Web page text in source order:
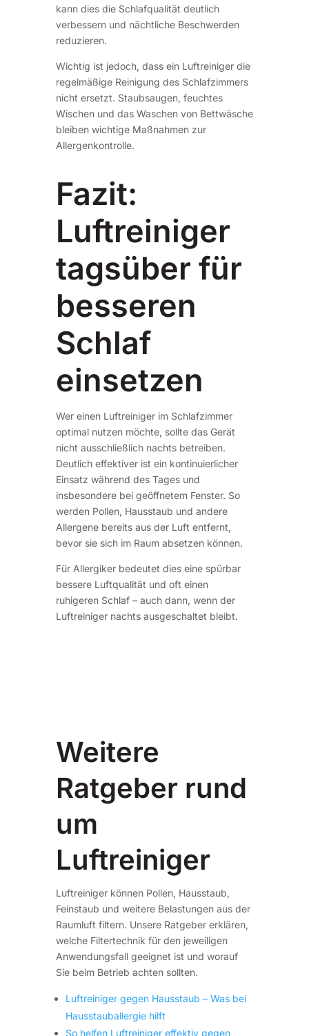
kann dies die Schlafqualität deutlich
verbessern und nächtliche Beschwerden
reduzieren.
Wichtig ist jedoch, dass ein Luftreiniger die
regelmäßige Reinigung des Schlafzimmers
nicht ersetzt. Staubsaugen, feuchtes
Wischen und das Waschen von Bettwäsche
bleiben wichtige Maßnahmen zur
Allergenkontrolle.
Fazit:
Luftreiniger
tagsüber für
besseren
Schlaf
einsetzen
Wer einen Luftreiniger im Schlafzimmer
optimal nutzen möchte, sollte das Gerät
nicht ausschließlich nachts betreiben.
Deutlich effektiver ist ein kontinuierlicher
Einsatz während des Tages und
insbesondere bei geöffnetem Fenster. So
werden Pollen, Hausstaub und andere
Allergene bereits aus der Luft entfernt,
bevor sie sich im Raum absetzen können.
Für Allergiker bedeutet dies eine spürbar
bessere Luftqualität und oft einen
ruhigeren Schlaf – auch dann, wenn der
Luftreiniger nachts ausgeschaltet bleibt.
Weitere
Ratgeber rund
um
Luftreiniger
Luftreiniger können Pollen, Hausstaub,
Feinstaub und weitere Belastungen aus der
Raumluft filtern. Unsere Ratgeber erklären,
welche Filtertechnik für den jeweiligen
Anwendungsfall geeignet ist und worauf
Sie beim Betrieb achten sollten.
Luftreiniger gegen Hausstaub – Was bei
Hausstauballergie hilft
So helfen Luftreiniger effektiv gegen